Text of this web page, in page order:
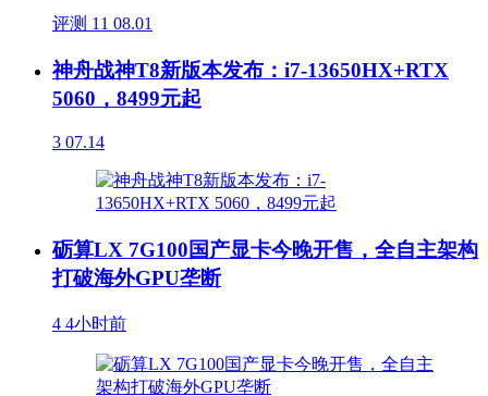
评测 11 08.01
神舟战神T8新版本发布：i7-13650HX+RTX
5060，8499元起
3 07.14
砺算LX 7G100国产显卡今晚开售，全自主架构
打破海外GPU垄断
4 4小时前